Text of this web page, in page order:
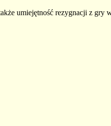
umiejętność rezygnacji z gry